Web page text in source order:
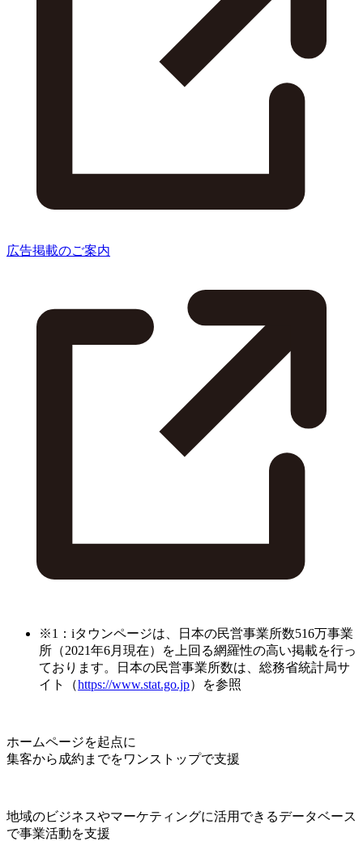
広告掲載のご案内
※1：iタウンページは、日本の民営事業所数516万事業
所（2021年6月現在）を上回る網羅性の高い掲載を行っ
ております。日本の民営事業所数は、総務省統計局サ
イト（https://www.stat.go.jp）を参照
ホームページを起点に
集客から成約までをワンストップで支援
地域のビジネスやマーケティングに活用できるデータベース
で事業活動を支援